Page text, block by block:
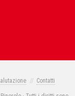
Contatti